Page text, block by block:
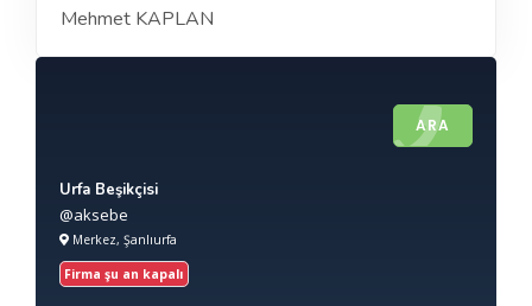
Mehmet KAPLAN
ARA
Urfa Beşikçisi
@aksebe
Merkez, Şanlıurfa
Firma şu an kapalı